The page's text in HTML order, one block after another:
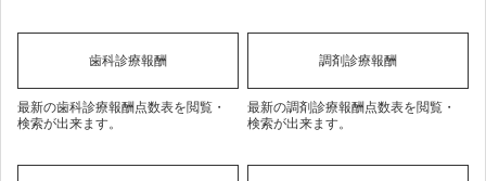
歯科診療報酬
最新の歯科診療報酬点数表を閲覧・
検索が出来ます。
調剤診療報酬
最新の調剤診療報酬点数表を閲覧・
検索が出来ます。